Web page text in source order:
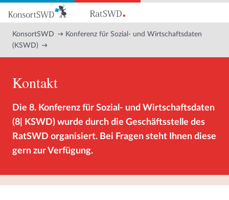
Hauptinhalt
KonsortSWD
Konferenz für Sozial- und Wirtschaftsdaten
(KSWD)
Kontakt
Die 8. Konferenz für Sozial- und Wirtschaftsdaten
(8| KSWD) wurde durch die Geschäftsstelle des
RatSWD organisiert. Bei Fragen steht Ihnen diese
gern zur Verfügung.